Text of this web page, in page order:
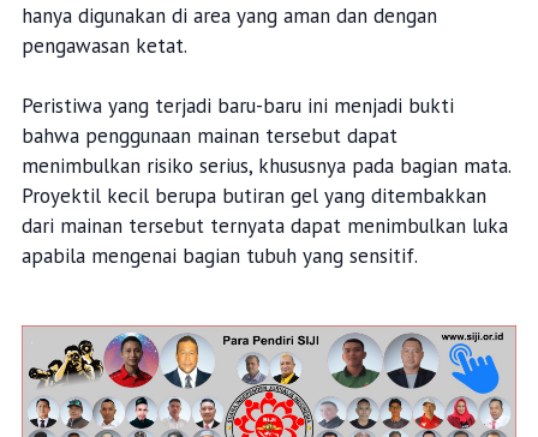
hanya digunakan di area yang aman dan dengan
pengawasan ketat.
Peristiwa yang terjadi baru-baru ini menjadi bukti
bahwa penggunaan mainan tersebut dapat
menimbulkan risiko serius, khususnya pada bagian mata.
Proyektil kecil berupa butiran gel yang ditembakkan
dari mainan tersebut ternyata dapat menimbulkan luka
apabila mengenai bagian tubuh yang sensitif.